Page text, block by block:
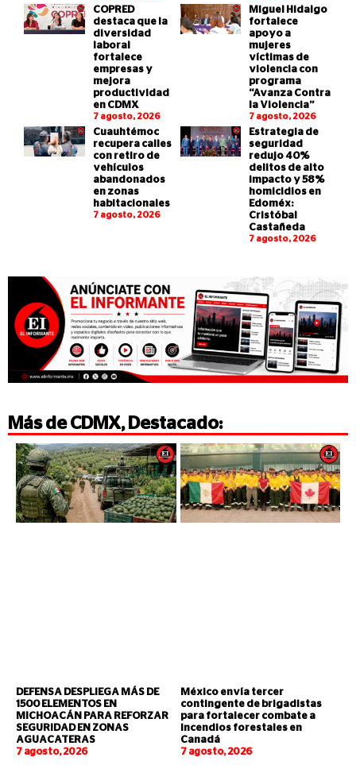
COPRED
destaca que la
diversidad
laboral
fortalece
empresas y
mejora
productividad
en CDMX
7 agosto, 2026
Miguel Hidalgo
fortalece
apoyo a
mujeres
víctimas de
violencia con
programa
“Avanza Contra
la Violencia”
7 agosto, 2026
Cuauhtémoc
recupera calles
con retiro de
vehículos
abandonados
en zonas
habitacionales
7 agosto, 2026
Estrategia de
seguridad
redujo 40%
delitos de alto
impacto y 58%
homicidios en
Edoméx:
Cristóbal
Castañeda
7 agosto, 2026
Más deCDMX, Destacado:
DEFENSA DESPLIEGA MÁS DE
1500 ELEMENTOS EN
MICHOACÁN PARA REFORZAR
SEGURIDAD EN ZONAS
AGUACATERAS
7 agosto, 2026
México envía tercer
contingente de brigadistas
para fortalecer combate a
incendios forestales en
Canadá
7 agosto, 2026